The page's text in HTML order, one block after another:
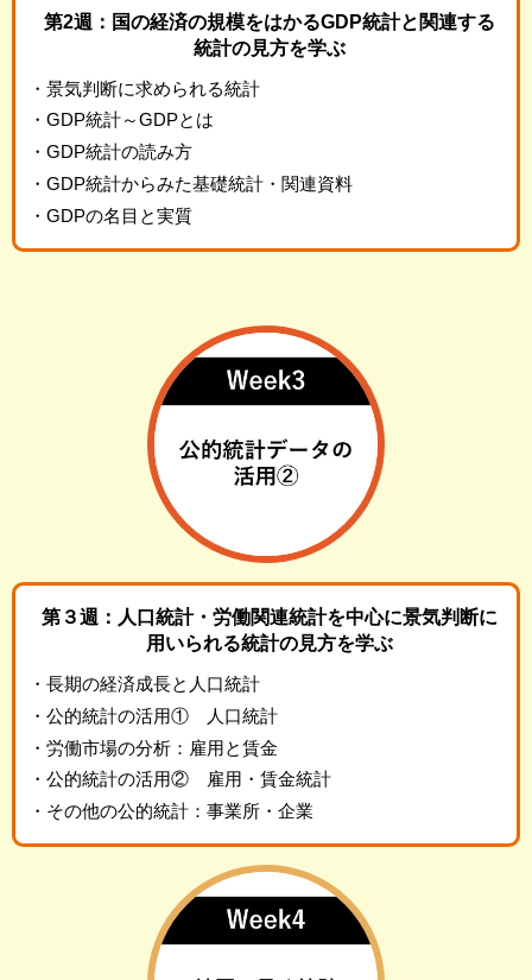
第2週：国の経済の規模をはかるGDP統計と 関連する
統計の見方を学ぶ
・景気判断に求められる統計
・GDP統計～GDPとは
・GDP統計の読み方
・GDP統計からみた基礎統計・関連資料
・GDPの名目と実質
第３週：人口統計・労働関連統計を中心に景気判断に
用いられる統計の見方を学ぶ
・長期の経済成長と人口統計
・公的統計の活用① 人口統計
・労働市場の分析：雇用と賃金
・公的統計の活用② 雇用・賃金統計
・その他の公的統計：事業所・企業